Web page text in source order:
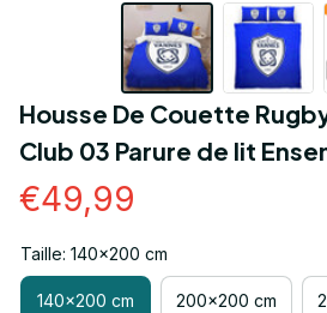
Housse De Couette
Club 03 Parure de lit
€49,99
Taille: 140x200 cm
140x200 cm 200x200 cm